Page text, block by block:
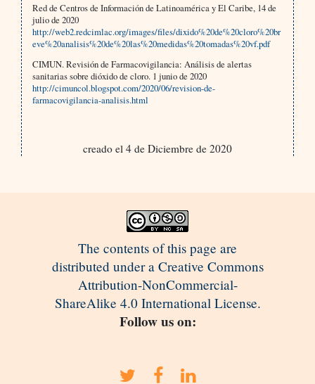
Red de Centros de Información de Latinoamérica y El Caribe, 14 de
julio de 2020
http://web2.redcimlac.org/images/files/dixido%20de%20cloro%20br
eve%20analisis%20de%20las%20medidas%20tomadas%20vf.pdf
CIMUN. Revisión de Farmacovigilancia: Análisis de alertas
sanitarias sobre dióxido de cloro. 1 junio de 2020
http://cimuncol.blogspot.com/2020/06/revision-de-
farmacovigilancia-analisis.html
creado el 4 de Diciembre de 2020
The contents of this page are
distributed under a Creative Commons
Attribution-NonCommercial-
ShareAlike 4.0 International License.
Follow us on: